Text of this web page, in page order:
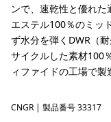
ンで、速乾性と優れ
エステル100％のミッ
ず水分を弾くDWR（
サイクルした素材100
ィファイドの工場で製
Canopy Green
CNGR | 製品番号 33317